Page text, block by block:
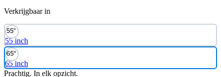
Verkrijgbaar in
55 inch
65 inch
Prachtig. In elk opzicht.